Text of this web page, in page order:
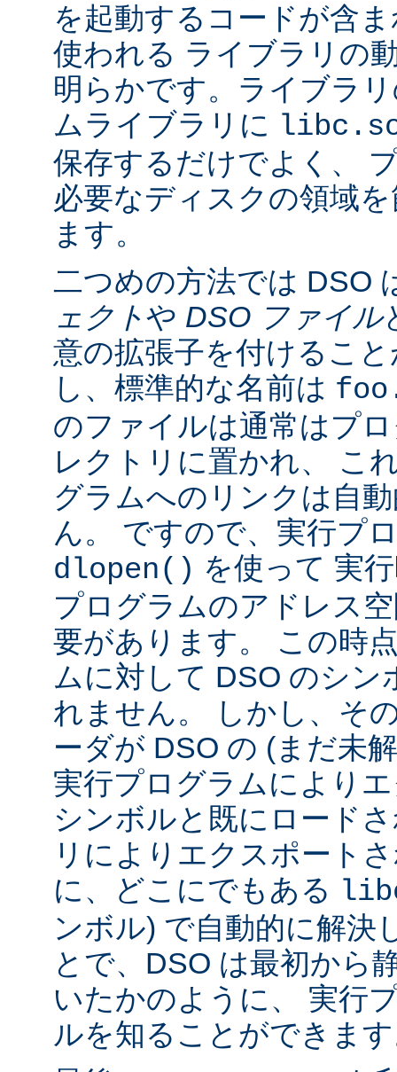
を起動するコードが含
使われる ライブラリの
明らかです。ライブラ
ムライブラリに
保存するだけでよく、
必要なディスクの領域
ます。
二つめの方法では DSO
ェクトや DSO ファイル
意の拡張子を付けるこ
し、標準的な名前は
のファイルは通常はプ
レクトリに置かれ、 こ
グラムへのリンクは自
ん。 ですので、実行プ
dlopen() を使って 実
プログラムのアドレス
要があります。 この時
ムに対して DSO のシン
れません。 しかし、そ
ーダが DSO の (まだ未
実行プログラムにより
シンボルと既にロード
リによりエクスポート
に、どこにでもある
ンボル) で自動的に解決
とで、DSO は最初から
いたかのように、 実行
ルを知ることができま